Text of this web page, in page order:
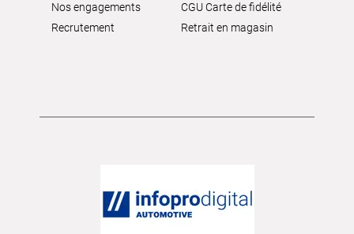
Nos engagements
Recrutement
CGU Carte de fidélité
Retrait en magasin